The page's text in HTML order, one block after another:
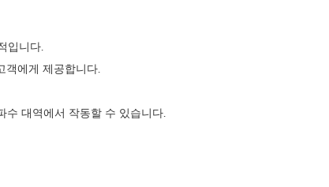
입니다.
객에게 제공합니다.
대역에서 작동할 수 있습니다.